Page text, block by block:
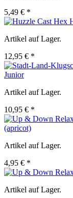
5,49 € *
Artikel auf Lager.
12,95 € *
Junior
Artikel auf Lager.
10,95 € *
(apricot)
Artikel auf Lager.
4,95 € *
Artikel auf Lager.